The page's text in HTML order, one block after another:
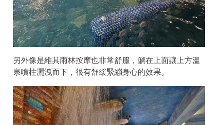
另外像是維其雨林按摩也非常舒服，躺在上面讓上方溫
泉噴柱灑洩而下，很有舒緩緊繃身心的效果。